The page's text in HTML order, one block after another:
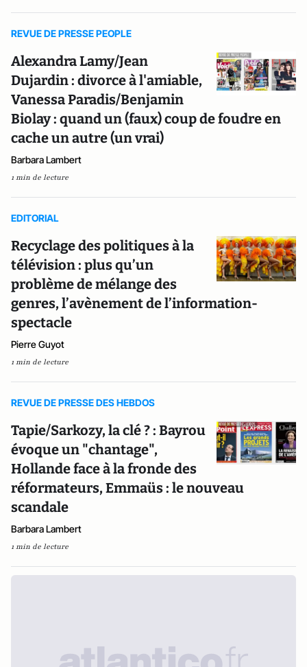
REVUE DE PRESSE PEOPLE
Alexandra Lamy/Jean
Dujardin : divorce à l'amiable,
Vanessa Paradis/Benjamin
Biolay : quand un (faux) coup de foudre en
cache un autre (un vrai)
Barbara Lambert
1 min de lecture
EDITORIAL
Recyclage des politiques à la
télévision : plus qu’un
problème de mélange des
genres, l’avènement de l’information-
spectacle
Pierre Guyot
1 min de lecture
REVUE DE PRESSE DES HEBDOS
Tapie/Sarkozy, la clé ? : Bayrou
évoque un "chantage",
Hollande face à la fronde des
réformateurs, Emmaüs : le nouveau
scandale
Barbara Lambert
1 min de lecture